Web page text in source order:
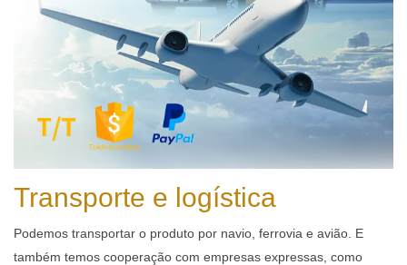
Transporte e logística
Podemos transportar o produto por navio, ferrovia e avião. E
também temos cooperação com empresas expressas, como